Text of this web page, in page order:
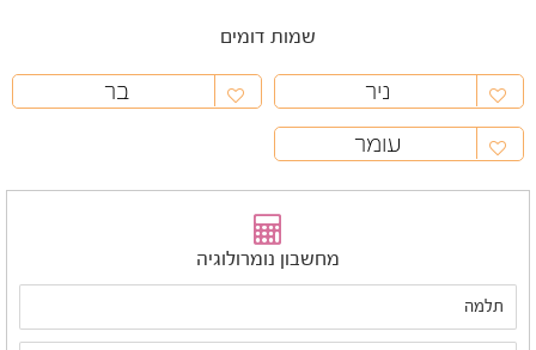
שמות דומים
ניר
בר
עומר
מחשבון נומרולוגיה